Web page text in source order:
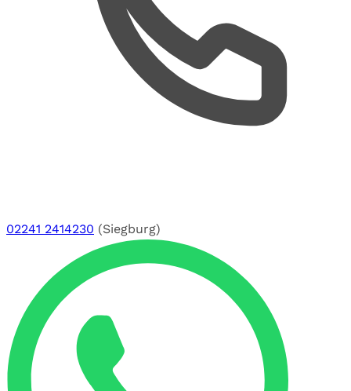
02241 2414230 (Siegburg)